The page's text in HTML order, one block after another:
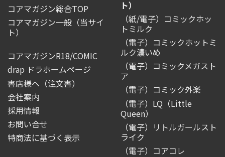
コアマガジン総合TOP
コアマガジン一般 （当サイ
ト）
コアマガジンR18/COMIC
drap ドラホームページ
書店様へ（注文書）
会社案内
採用情報
お問い合せ
特商法に基づく表示
ト）
（紙/電子）コミックホッ
トミルク
（電子）コミックホットミ
ルク濃いめ
（電子）コミックメガスト
ア
（電子）コミック外楽
（電子）LQ（Little
Queen）
（電子）リトルガールスト
ライク
（電子）コアコレ